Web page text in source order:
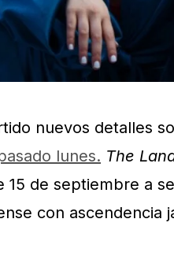
nuevos detalles
lunes. The
15 de septiembre a
con ascendencia